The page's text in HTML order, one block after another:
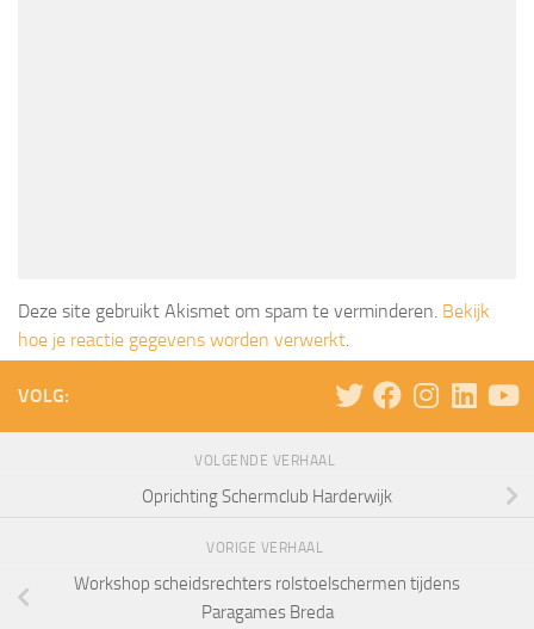
Deze site gebruikt Akismet om spam te verminderen. Bekijk
hoe je reactie gegevens worden verwerkt.
VOLG:
VOLGENDE VERHAAL
Oprichting Schermclub Harderwijk
VORIGE VERHAAL
Workshop scheidsrechters rolstoelschermen tijdens
Paragames Breda